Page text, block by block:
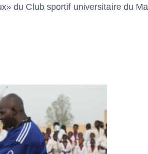
du Club sportif universitaire du